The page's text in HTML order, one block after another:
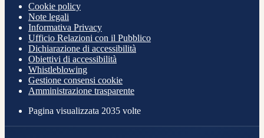
Cookie policy
Note legali
Informativa Privacy
Ufficio Relazioni con il Pubblico
Dichiarazione di accessibilità
Obiettivi di accessibilità
Whistleblowing
Gestione consensi cookie
Amministrazione trasparente
Pagina visualizzata 2035 volte